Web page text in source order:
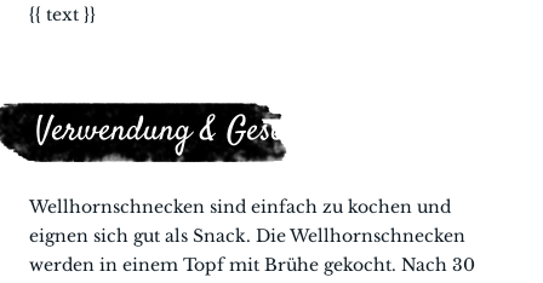
{{ text }}
Verwendung & Geschmack
Wellhornschnecken sind einfach zu kochen und
eignen sich gut als Snack. Die Wellhornschnecken
werden in einem Topf mit Brühe gekocht. Nach 30